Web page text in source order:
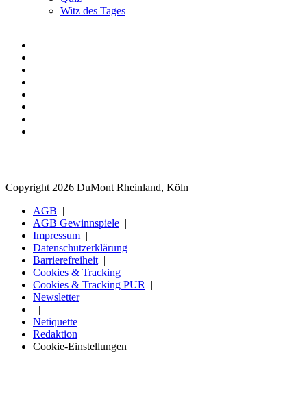
Witz des Tages
Copyright 2026 DuMont Rheinland, Köln
AGB
AGB Gewinnspiele
Impressum
Datenschutzerklärung
Barrierefreiheit
Cookies & Tracking
Cookies & Tracking PUR
Newsletter
Netiquette
Redaktion
Cookie-Einstellungen